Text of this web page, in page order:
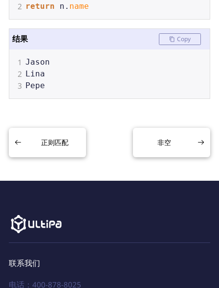
2 return n . name
结果 Copy
1 Jason
2 Lina
3 Pepe
正则匹配 非空
联系我们
电话：400-878-8025